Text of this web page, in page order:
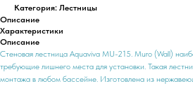
Категория: Лестницы
Описание
Характеристики
Описание
Стеновая лестница Aquaviva MU-215. Muro (Wall)
требующие лишнего места для установки. Такая
монтажа в любом бассейне. Изготовлена из